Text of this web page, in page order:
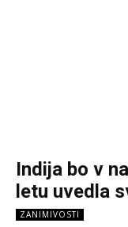
Indija bo v
letu uvedla
ZANIMIVOSTI